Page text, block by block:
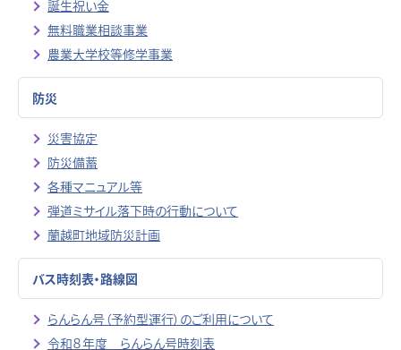
誕生祝い金
無料職業相談事業
農業大学校等修学事業
防災
災害協定
防災備蓄
各種マニュアル等
弾道ミサイル落下時の行動について
蘭越町地域防災計画
バス時刻表・路線図
らんらん号（予約型運行）のご利用について
令和８年度 らんらん号時刻表